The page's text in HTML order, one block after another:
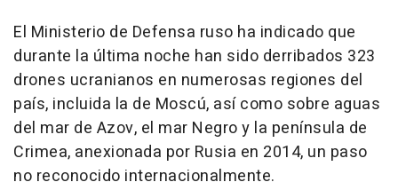
El Ministerio de Defensa ruso ha indicado que
durante la última noche han sido derribados 323
drones ucranianos en numerosas regiones del
país, incluida la de Moscú, así como sobre aguas
del mar de Azov, el mar Negro y la península de
Crimea, anexionada por Rusia en 2014, un paso
no reconocido internacionalmente.